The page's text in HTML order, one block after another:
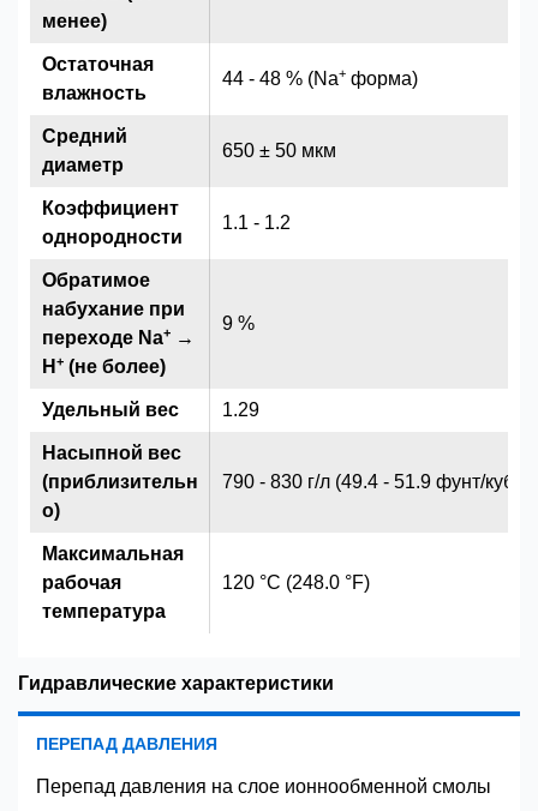
44 - 48 % (Na+ форма)
650 ± 50 мкм
1.1 - 1.2
9 %
1.29
790 - 830 г/л (49.4 - 51.9 фунт/
120 °C (248.0 °F)
менее)
Остаточная
влажность
Средний
диаметр
Коэффициент
однородности
Обратимое
набухание при
переходе Na+ →
H + (не более)
Удельный вес
Насыпной вес
(приблизительн
о)
Максимальная
рабочая
температура
Гидравлические характеристики
ПЕРЕПАД ДАВЛЕНИЯ
Перепад давления на слое ионнообменной смолы